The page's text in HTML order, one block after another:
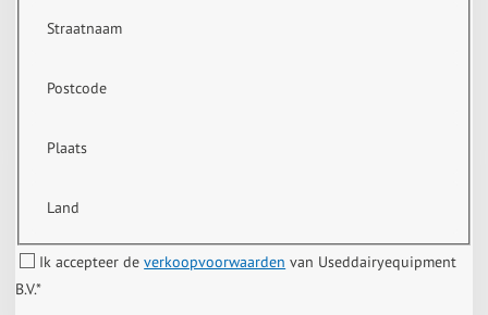
Straatnaam
Postcode
Plaats
Land
Ik accepteer deverkoopvoorwaarden van Useddairyequipment
B.V.*